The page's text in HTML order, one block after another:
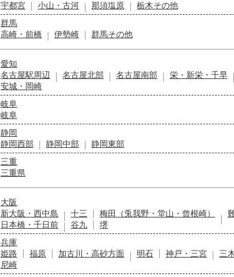
宇都宮
小山・古河 那須塩原
栃木その他
群馬
高崎・前橋
伊勢崎 群馬その他
愛知
名古屋駅周辺
名古屋北部 名古屋南部 栄・新栄・千早
安城・岡崎
岐阜
岐阜
静岡
静岡西部
静岡中部
静岡東部
三重
三重県
大阪
新大阪・西中島
十三 梅田（兎我野・堂山・曾根崎）
日本橋・千日前
谷九
堺
兵庫
姫路
福原 加古川・高砂方面 明石 神戸・三宮 三
尼崎